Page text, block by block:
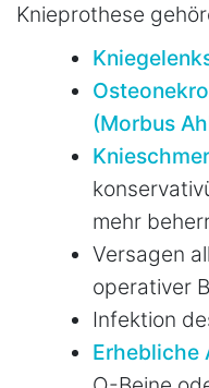
Knieprothese
(Morbus
konservativ
mehr
Versagen
operativer
Infektion
Erhebliche